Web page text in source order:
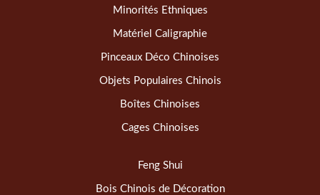
Minorités Ethniques
Matériel Caligraphie
Pinceaux Déco Chinoises
Objets Populaires Chinois
Boîtes Chinoises
Cages Chinoises
Feng Shui
Bois Chinois de Décoration